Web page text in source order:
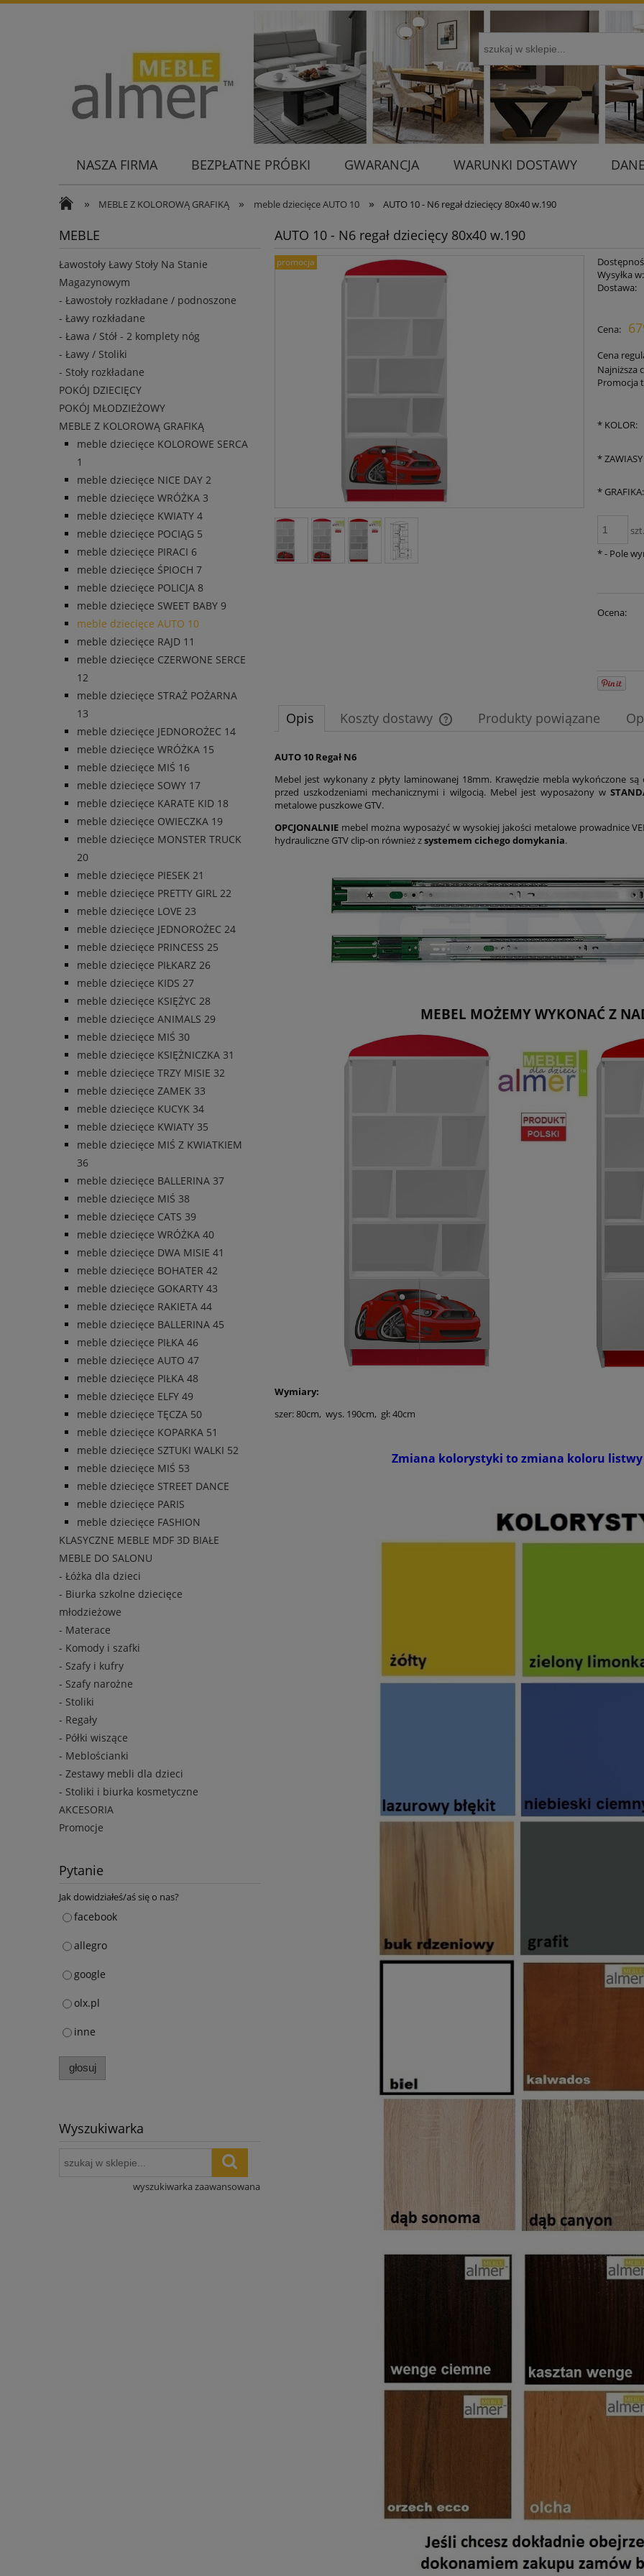
NASZA FIRMA BEZPŁATNE PRÓBKI GWARANCJA WARUNKI DOSTAWY
» MEBLE Z KOLOROWĄ GRAFIKĄ » meble dziecięce AUTO 10 » AUTO 10 - N6 regał dziecięcy 80x40 w.190
MEBLE
Ławostoły Ławy Stoły Na Stanie
Magazynowym
- Ławostoły rozkładane / podnoszone
- Ławy rozkładane
- Ława / Stół - 2 komplety nóg
- Ławy / Stoliki
- Stoły rozkładane
POKÓJ DZIECIĘCY
POKÓJ MŁODZIEŻOWY
MEBLE Z KOLOROWĄ GRAFIKĄ
meble dziecięce KOLOROWE SERCA
1
meble dziecięce NICE DAY 2
meble dziecięce WRÓŻKA 3
meble dziecięce KWIATY 4
meble dziecięce POCIĄG 5
meble dziecięce PIRACI 6
meble dziecięce ŚPIOCH 7
meble dziecięce POLICJA 8
meble dziecięce SWEET BABY 9
meble dziecięce AUTO 10
meble dziecięce RAJD 11
meble dziecięce CZERWONE SERCE
12
meble dziecięce STRAŻ POŻARNA
13
meble dziecięce JEDNOROŻEC 14
meble dziecięce WRÓŻKA 15
meble dziecięce MIŚ 16
meble dziecięce SOWY 17
meble dziecięce KARATE KID 18
meble dziecięce OWIECZKA 19
meble dziecięce MONSTER TRUCK
20
meble dziecięce PIESEK 21
meble dziecięce PRETTY GIRL 22
meble dziecięce LOVE 23
meble dziecięce JEDNOROŻEC 24
meble dziecięce PRINCESS 25
meble dziecięce PIŁKARZ 26
meble dziecięce KIDS 27
meble dziecięce KSIĘŻYC 28
meble dziecięce ANIMALS 29
meble dziecięce MIŚ 30
meble dziecięce KSIĘŻNICZKA 31
meble dziecięce TRZY MISIE 32
meble dziecięce ZAMEK 33
meble dziecięce KUCYK 34
meble dziecięce KWIATY 35
meble dziecięce MIŚ Z KWIATKIEM
36
meble dziecięce BALLERINA 37
meble dziecięce MIŚ 38
meble dziecięce CATS 39
meble dziecięce WRÓŻKA 40
meble dziecięce DWA MISIE 41
meble dziecięce BOHATER 42
meble dziecięce GOKARTY 43
meble dziecięce RAKIETA 44
meble dziecięce BALLERINA 45
meble dziecięce PIŁKA 46
meble dziecięce AUTO 47
meble dziecięce PIŁKA 48
meble dziecięce ELFY 49
meble dziecięce TĘCZA 50
meble dziecięce KOPARKA 51
meble dziecięce SZTUKI WALKI 52
meble dziecięce MIŚ 53
meble dziecięce STREET DANCE
meble dziecięce PARIS
meble dziecięce FASHION
KLASYCZNE MEBLE MDF 3D BIAŁE
MEBLE DO SALONU
- Łóżka dla dzieci
- Biurka szkolne dziecięce
młodzieżowe
- Materace
- Komody i szafki
- Szafy i kufry
- Szafy narożne
- Stoliki
- Regały
- Półki wiszące
- Meblościanki
- Zestawy mebli dla dzieci
- Stoliki i biurka kosmetyczne
AKCESORIA
Promocje
Pytanie
Jak dowidziałeś/aś się o nas?
facebook
allegro
google
olx.pl
inne
głosuj
Wyszukiwarka
wyszukiwarka zaawansowana
AUTO 10 - N6 regał dziecięcy 80x40 w.190
promocja
Wysyłka w:
Dostawa:
Cena:
Cena
Najniższa
Promocja
* KOLOR:
*
* GRAFIKA:
*- Pole
Ocena:
Opis Koszty dostawy Produkty powiązane
AUTO 10 Regał N6
Mebel jest wykonany z płyty laminowanej 18mm. Krawędzie mebla wykończone są
przed uszkodzeniami mechanicznymi i wilgocią. Mebel jest wyposażony w
metalowe puszkowe GTV.
OPCJONALNIE mebel można wyposażyć w wysokiej jakości metalowe prowadnice
hydrauliczne GTV clip-on również zsystemem cichego domykania.
MEBEL MOŻEMY WYKONAĆ Z
Wymiary:
szer: 80cm, wys. 190cm, gł: 40cm
Zmiana kolorystyki to zmiana koloru